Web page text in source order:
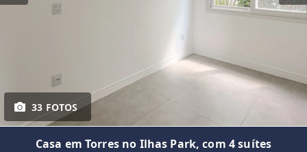
33 FOTOS
Casa em Torres no Ilhas Park, com 4 suítes